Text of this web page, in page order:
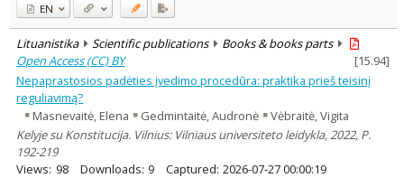
EN
Lituanistika Scientific publications
Books & books parts
Open Access (CC) BY
[15.94]
Nepaprastosios padėties įvedimo procedūra: praktika prieš teisinį
reguliavimą?
Masnevaitė, Elena
Gedmintaitė, Audronė
Vėbraitė, Vigita
Kelyje su Konstitucija. Vilnius: Vilniaus universiteto leidykla, 2022, P.
192-219
Views: 98 Downloads: 9 Captured: 2026-07-27 00:00:19